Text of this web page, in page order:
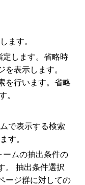
ます。
定します。省略時
を表示します。
を行います。省略
。
で表示する検索
す。
ムの抽出条件の
。 抽出条件選択
ージ群に対しての